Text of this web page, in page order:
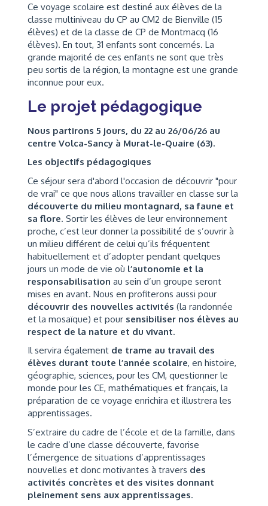
Ce voyage scolaire est destiné aux élèves de la
classe multiniveau du CP au CM2 de Bienville (15
élèves) et de la classe de CP de Montmacq (16
élèves). En tout, 31 enfants sont concernés. La
grande majorité de ces enfants ne sont que très
peu sortis de la région, la montagne est une grande
inconnue pour eux.
Le projet pédagogique
Nous partirons 5 jours, du 22 au 26/06/26 au
centre Volca-Sancy à Murat-le-Quaire (63).
Les objectifs pédagogiques
Ce séjour sera d'abord l'occasion de découvrir "pour
de vrai" ce que nous allons travailler en classe sur la
découverte du milieu montagnard, sa faune et
sa flore. Sortir les élèves de leur environnement
proche, c’est leur donner la possibilité de s’ouvrir à
un milieu différent de celui qu’ils fréquentent
habituellement et d’adopter pendant quelques
jours un mode de vie où l’autonomie et la
responsabilisation au sein d’un groupe seront
mises en avant. Nous en profiterons aussi pour
découvrir des nouvelles activités (la randonnée
et la mosaïque) et pour sensibiliser nos élèves au
respect de la nature et du vivant.
Il servira également de trame au travail des
élèves durant toute l’année scolaire, en histoire,
géographie, sciences, pour les CM, questionner le
monde pour les CE, mathématiques et français, la
préparation de ce voyage enrichira et illustrera les
apprentissages.
S’extraire du cadre de l’école et de la famille, dans
le cadre d’une classe découverte, favorise
l’émergence de situations d’apprentissages
nouvelles et donc motivantes à travers des
activités concrètes et des visites donnant
pleinement sens aux apprentissages.